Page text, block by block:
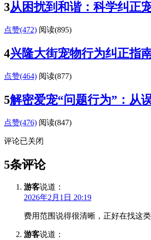
3从困扰到和谐：科学纠正
点赞(472) 阅读(895)
4兴隆大街宠物行为纠正指
点赞(464) 阅读(877)
5解密爱宠“问题行为”：从
点赞(476) 阅读(847)
评论已关闭
5条评论
游客说道：
2026年2月1日 20:19
费用范围说得很清晰，正好在找这
游客说道：